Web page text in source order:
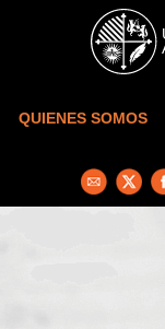
Skip to main content
QUIENES SOMOS